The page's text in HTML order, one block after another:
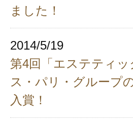
ました！
2014/5/19
第4回「エステティ
ス・パリ・グループ
入賞！